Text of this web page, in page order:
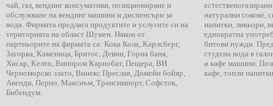
чай, газ, вендинг консумативи, позициониране и
обслужване на вендинг машини и диспенсъри за
вода. Фирмата предлага продуктите и услугите си на
територията на област Шумен. Някои от
партньорите на фирмата са: Кока Кола, Карлсберг,
Загорка, Каменица, Бритос, Девин, Горна баня,
Хисар, Келто, Винпром Карнобат, Пещера, ВИ
Черноморско злато, Винекс Преслав, Домейн бойяр,
Авенди, Перно, Максиъм, Трансимпорт, Софсток,
Бибендум.
натурални сокове,
напитки, ликьори,
еднократна
битови нужди.
студена вода в
и кафе машини.
кафе, топли